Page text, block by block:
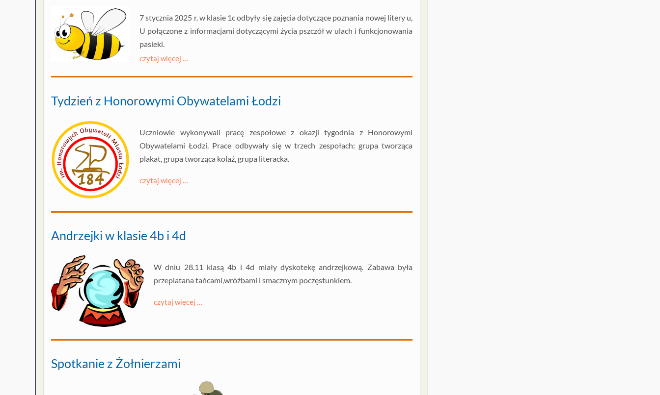
7 stycznia 2025 r. w klasie 1c odbyły się zajęcia dotyczące poznania nowej litery u,
U połączone z informacjami dotyczącymi życia pszczół w ulach i funkcjonowania
pasieki.
czytaj więcej …
Tydzień z Honorowymi Obywatelami Łodzi
Uczniowie wykonywali pracę zespołowe z okazji tygodnia z Honorowymi
Obywatelami Łodzi. Prace odbywały się w trzech zespołach: grupa tworząca
plakat, grupa tworząca kolaż, grupa literacka.
czytaj więcej …
Andrzejki w klasie 4b i 4d
W dniu 28.11 klasą 4b i 4d miały dyskotekę andrzejkową. Zabawa była
przeplatana tańcami,wróżbami i smacznym poczęstunkiem.
czytaj więcej …
Spotkanie z Żołnierzami